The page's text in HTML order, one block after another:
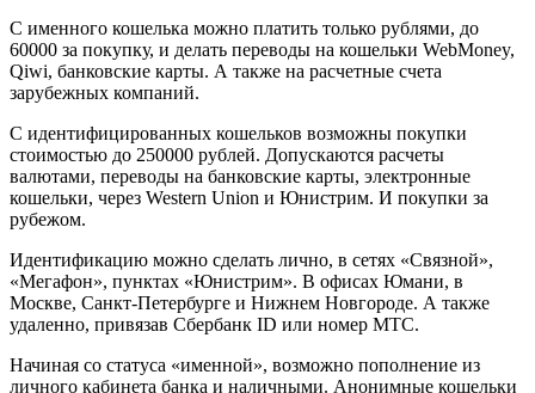
С именного кошелька можно платить только рублями, до
60000 за покупку, и делать переводы на кошельки WebMoney,
Qiwi, банковские карты. А также на расчетные счета
зарубежных компаний.
С идентифицированных кошельков возможны покупки
стоимостью до 250000 рублей. Допускаются расчеты
валютами, переводы на банковские карты, электронные
кошельки, через Western Union и Юнистрим. И покупки за
рубежом.
Идентификацию можно сделать лично, в сетях «Связной»,
«Мегафон», пунктах «Юнистрим». В офисах Юмани, в
Москве, Санкт-Петербурге и Нижнем Новгороде. А также
удаленно, привязав Сбербанк ID или номер МТС.
Начиная со статуса «именной», возможно пополнение из
личного кабинета банка и наличными. Анонимные кошельки